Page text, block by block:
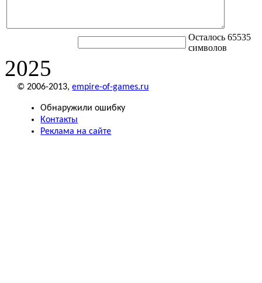
Осталось 65535
символов
2025
© 2006-2013,empire-of-games.ru
Обнаружили ошибку
Контакты
Реклама на сайте